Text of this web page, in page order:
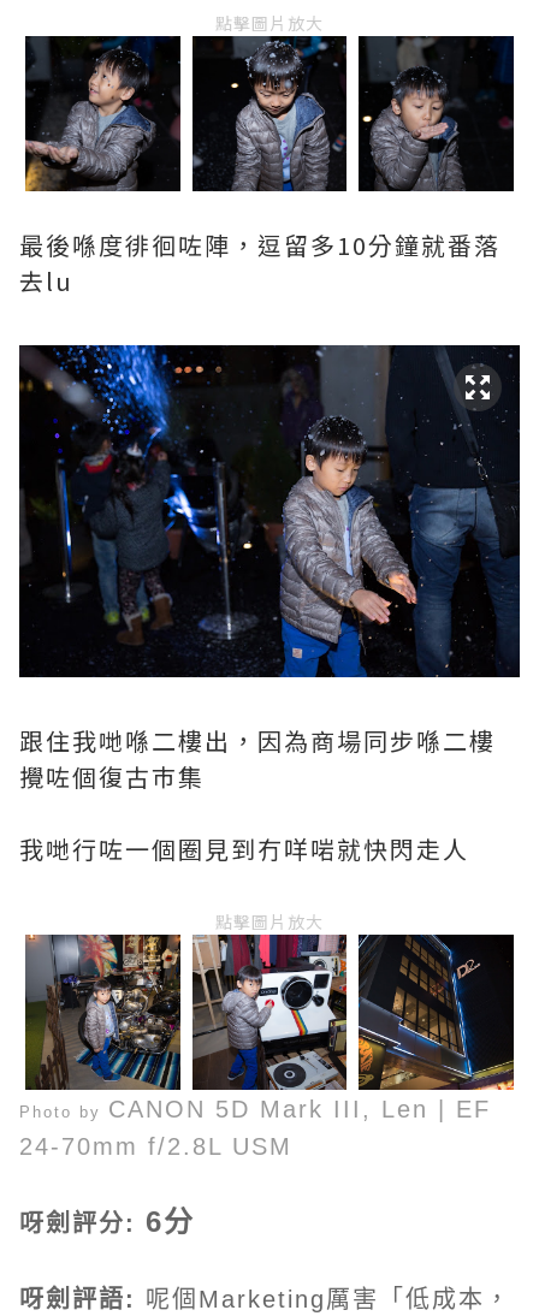
點擊圖片放大
最後喺度徘徊咗陣，逗留多10分鐘就番落
去lu
跟住我哋喺二樓出，因為商場同步喺二樓
攪咗個復古巿集
我哋行咗一個圈見到冇咩啱就快閃走人
點擊圖片放大
Photo by CANON 5D Mark III, Len
EF
24-70mm f/2.8L USM
呀劍評分: 6分
呀劍評語: 呢個Marketing厲害「低成本，